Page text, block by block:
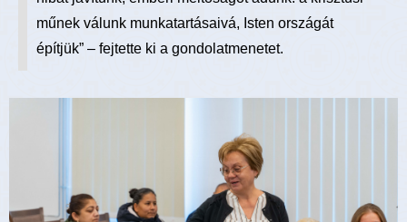
műnek válunk munkatartásaivá, Isten országát
építjük” – fejtette ki a gondolatmenetet.